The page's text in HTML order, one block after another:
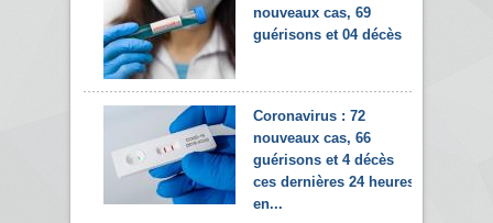
nouveaux cas, 69
guérisons et 04 décès
Coronavirus : 72
nouveaux cas, 66
guérisons et 4 décès
ces dernières 24 heures
en...